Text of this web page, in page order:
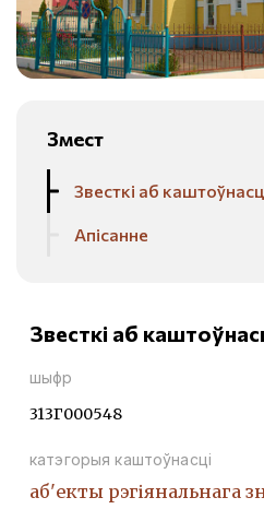
Змест
Звесткі аб
Апісанне
Звесткі аб
шыфр
313Г000548
катэгорыя каштоўнасці
аб'екты рэгіянальнага